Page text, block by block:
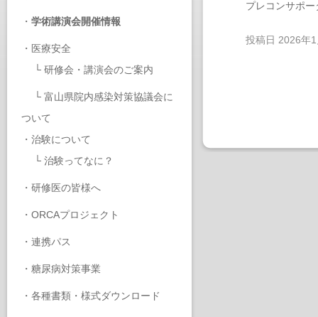
・ 学術講演会開催情報
・ 医療安全
└ 研修会・講演会のご案内
└ 富山県院内感染対策協議会に
ついて
・ 治験について
└ 治験ってなに？
・ 研修医の皆様へ
・ ORCAプロジェクト
・ 連携パス
・ 糖尿病対策事業
・ 各種書類・様式ダウンロード
プレコンサポ
投稿日 2026年